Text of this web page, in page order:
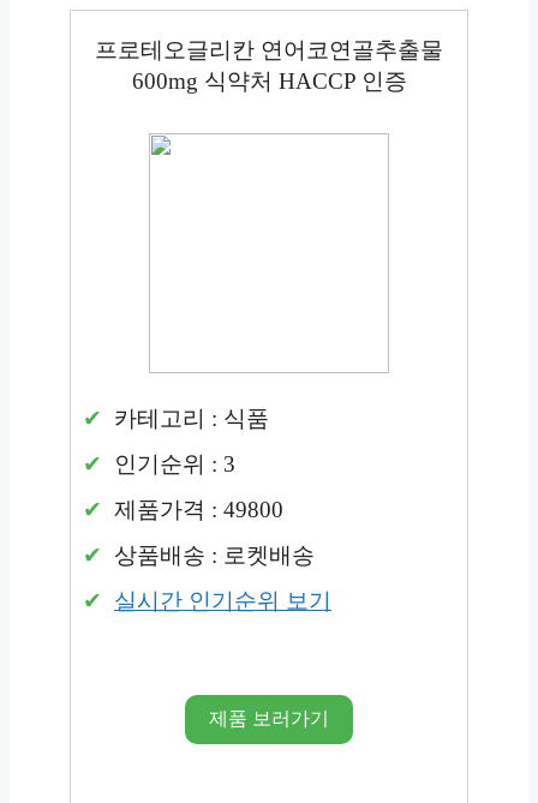
프로테오글리칸 연어코연골추출물
600mg 식약처 HACCP 인증
카테고리 : 식품
인기순위 : 3
제품가격 : 49800
상품배송 : 로켓배송
실시간 인기순위 보기
제품 보러가기